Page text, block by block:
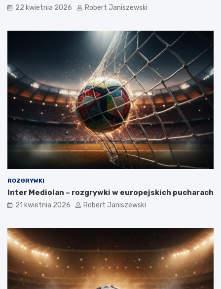
22 kwietnia 2026 Robert Janiszewski
ROZGRYWKI
Inter Mediolan – rozgrywki w europejskich pucharach
21 kwietnia 2026 Robert Janiszewski